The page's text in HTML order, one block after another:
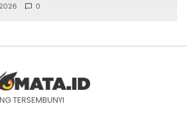
0
TERSEMBUNYI